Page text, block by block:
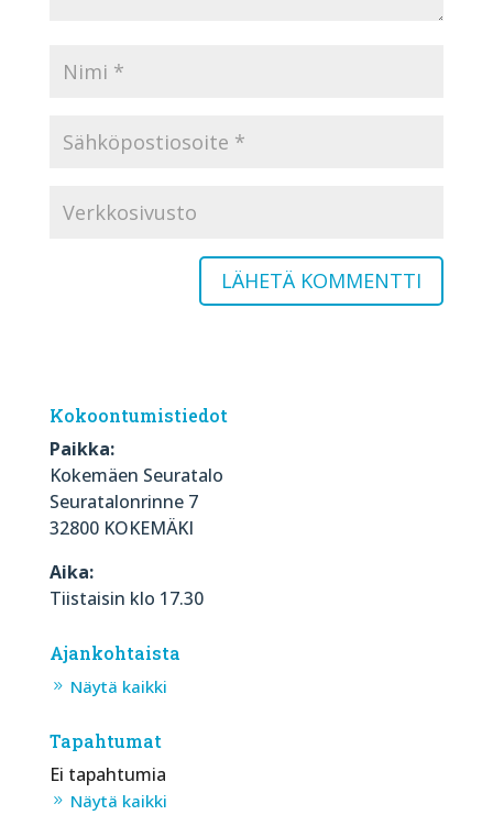
Kokoontumistiedot
Paikka:
Kokemäen Seuratalo
Seuratalonrinne 7
32800 KOKEMÄKI
Aika:
Tiistaisin klo 17.30
Ajankohtaista
Näytä kaikki
Tapahtumat
Ei tapahtumia
Näytä kaikki